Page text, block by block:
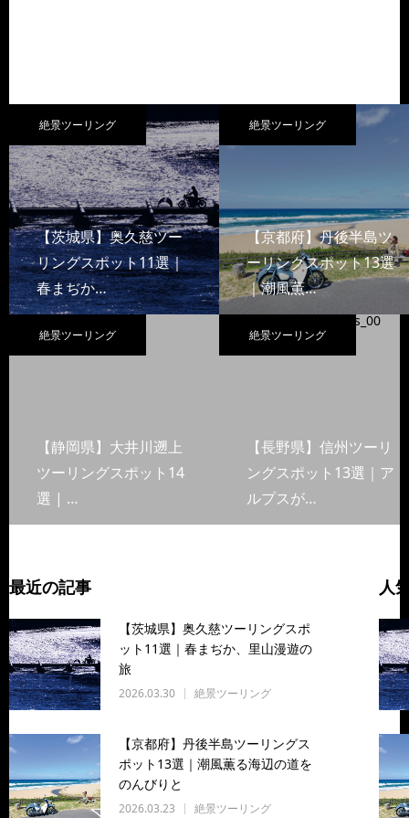
絶景ツーリング
【茨城県】奥久慈ツー
リングスポット11選｜
春まぢか…
絶景ツーリング
【京都府】丹後半島ツ
ーリングスポット13選
｜潮風薫…
絶景ツーリング
【静岡県】大井川遡上
ツーリングスポット14
選 | …
絶景ツーリング
【長野県】信州ツーリ
ングスポット13選｜ア
ルプスが…
最近の記事
【茨城県】奥久慈ツーリングスポ
ット11選｜春まぢか、里山漫遊の
旅
2026.03.30 絶景ツーリング
【京都府】丹後半島ツーリングス
ポット13選｜潮風薫る海辺の道を
のんびりと
2026.03.23 絶景ツーリング
人